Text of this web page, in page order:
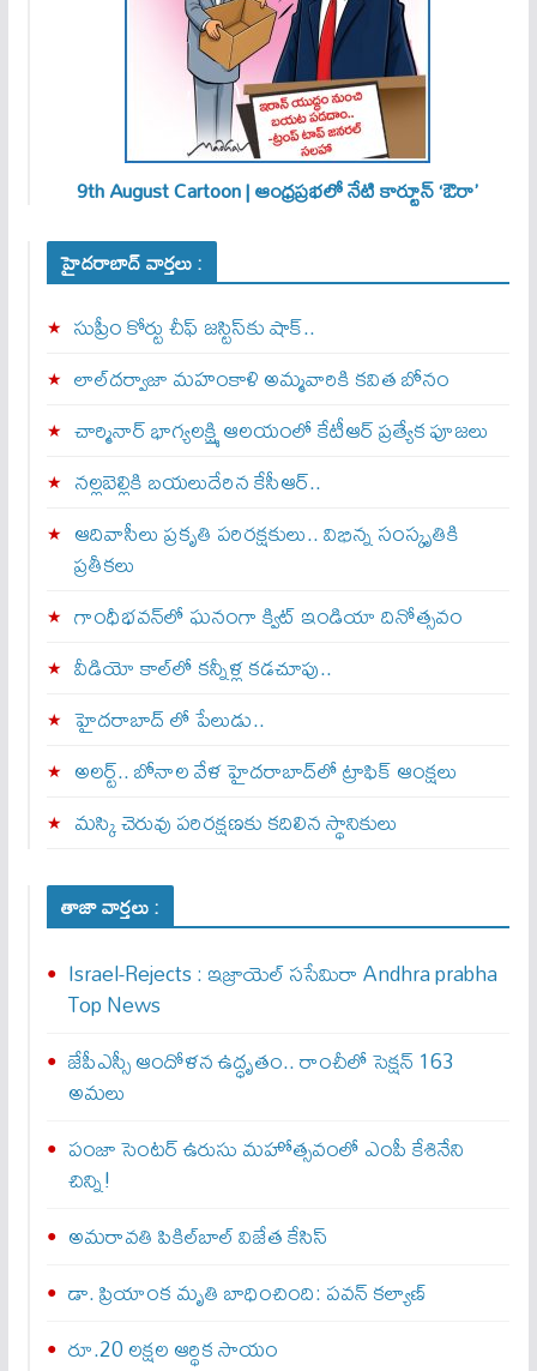
9th August Cartoon | ఆంధ్రప్రభలో నేటి కార్టూన్ ‘ఔరా’
హైదరాబాద్ వార్తలు :
సుప్రీం కోర్టు చీఫ్ జస్టిస్⁭కు షాక్..
లాల్‌దర్వాజా మహంకాళి అమ్మవారికి కవిత బోనం
చార్మినార్‌ భాగ్యలక్ష్మి ఆలయంలో కేటీఆర్ ప్రత్యేక పూజలు
నల్లబెల్లికి బయలుదేరిన కేసీఆర్‌..
ఆదివాసీలు ప్రకృతి పరిరక్షకులు.. విభిన్న సంస్కృతికి
ప్రతీకలు
గాంధీభవన్‌లో ఘనంగా క్విట్‌ ఇండియా దినోత్సవం
వీడియో కాల్‌లో కన్నీళ్ల కడచూపు..
హైదరాబాద్ లో పేలుడు..
అలర్ట్‌.. బోనాల వేళ హైదరాబాద్‌లో ట్రాఫిక్‌ ఆంక్షలు
మస్కి చెరువు పరిరక్షణకు కదిలిన స్థానికులు
తాజా వార్తలు :
Israel-Rejects : ఇజ్రాయెల్ స‌సేమిరా Andhra prabha
Top News
జేపీఎస్సీ ఆందోళన ఉద్ధృతం.. రాంచీలో సెక్షన్‌ 163
అమలు
పంజా సెంటర్ ఉరుసు మహోత్సవంలో ఎంపీ కేశినేని
చిన్ని!
అమరావతి పికిల్‌బాల్ విజేత కేసిస్
డా. ప్రియాంక మృతి బాధించింది: పవన్‌ కల్యాణ్‌
రూ.20 లక్షల ఆర్థిక సాయం